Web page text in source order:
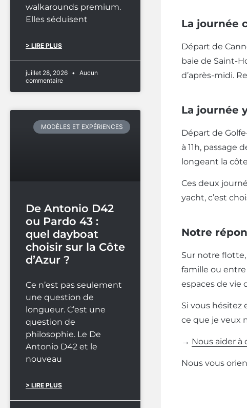
walkarounds premium.
Elles séduisent
> LIRE PLUS
juillet 28, 2026
Aucun
commentaire
MODÈLES ET EXPÉRIENCES
De Antonio D42
ou Pardo 43 :
quel dayboat
choisir sur la Côte
d’Azur ?
Ce n’est pas seulement
une question de
longueur. C’est une
question de
philosophie. Le De
Antonio D42 et le
nouveau
> LIRE PLUS
La journée
Départ de
baie de Saint-
d’après-midi.
La journée
Départ de
à 11h, passage
longeant la
Ces deux
yacht, c’est
Notre
Sur notre flotte,
famille ou entre
espaces de vie
Si vous hésitez
ce que je veux
→ Nous aider à
Nous vous